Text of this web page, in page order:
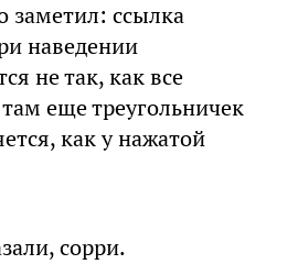
заметил: ссылка
наведении
не так, как все
еще треугольничек
как у нажатой
сорри.